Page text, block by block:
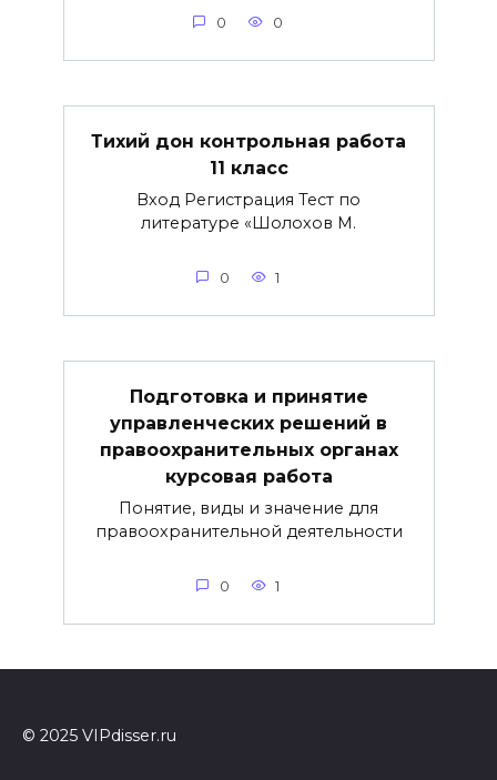
0 0
Тихий дон контрольная работа
11 класс
Вход Регистрация Тест по
литературе «Шолохов М.
0 1
Подготовка и принятие
управленческих решений в
правоохранительных органах
курсовая работа
Понятие, виды и значение для
правоохранительной деятельности
0 1
© 2025 VIPdisser.ru